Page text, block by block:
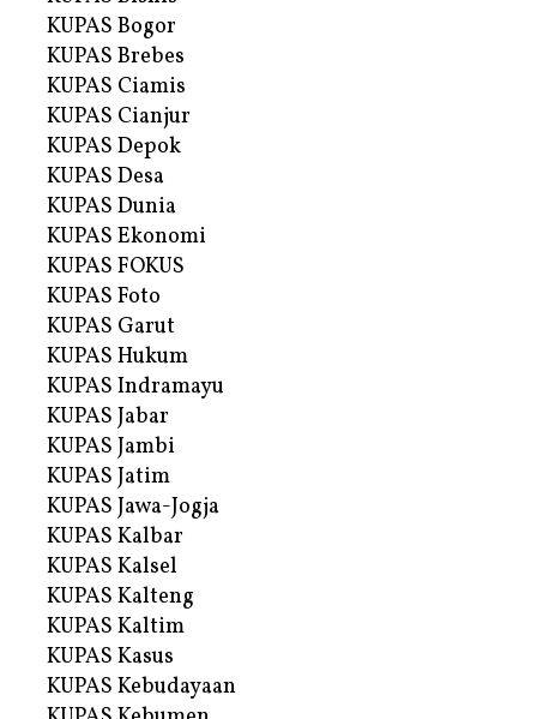
KUPAS Bogor
KUPAS Brebes
KUPAS Ciamis
KUPAS Cianjur
KUPAS Depok
KUPAS Desa
KUPAS Dunia
KUPAS Ekonomi
KUPAS FOKUS
KUPAS Foto
KUPAS Garut
KUPAS Hukum
KUPAS Indramayu
KUPAS Jabar
KUPAS Jambi
KUPAS Jatim
KUPAS Jawa-Jogja
KUPAS Kalbar
KUPAS Kalsel
KUPAS Kalteng
KUPAS Kaltim
KUPAS Kasus
KUPAS Kebudayaan